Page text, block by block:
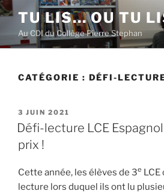
Aller
contenu
principal
TU LIS… OU TU
Au CDI du Collège Pierre Stephan
CATÉGORIE : DÉFI-
PUBLIÉ
LE
3 JUIN 2021
Défi-lecture LCE
prix !
Cette année, les élèves de 3e
lecture lors duquel ils ont lu